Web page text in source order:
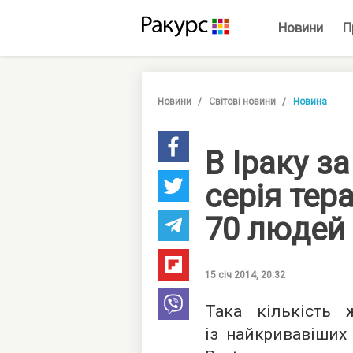
Новини
Новини Світові новини Новина
В Іраку
серія
70 людей
15 січ 2014, 20:32
Така
із